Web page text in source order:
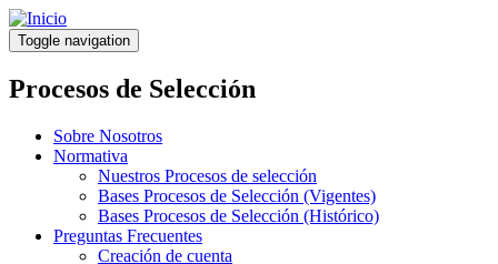
Pasar
al
contenido
principal
Toggle navigation
Procesos de Selección
Sobre Nosotros
Normativa
Nuestros Procesos de selección
Bases Procesos de Selección (Vigentes)
Bases Procesos de Selección (Histórico)
Preguntas Frecuentes
Creación de cuenta